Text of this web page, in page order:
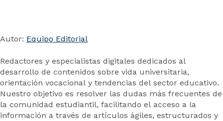
Autor: Equipo Editorial
Redactores y especialistas digitales dedicados al
desarrollo de contenidos sobre vida universitaria,
orientación vocacional y tendencias del sector educativo.
Nuestro objetivo es resolver las dudas más frecuentes de
la comunidad estudiantil, facilitando el acceso a la
información a través de artículos ágiles, estructurados y